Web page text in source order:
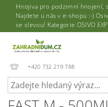
Hnojiva pro podzimní hnojení,
Najdete u nás v e-shopu :-)
se slevou! Kategorie OSIVO
+420 732 219 788